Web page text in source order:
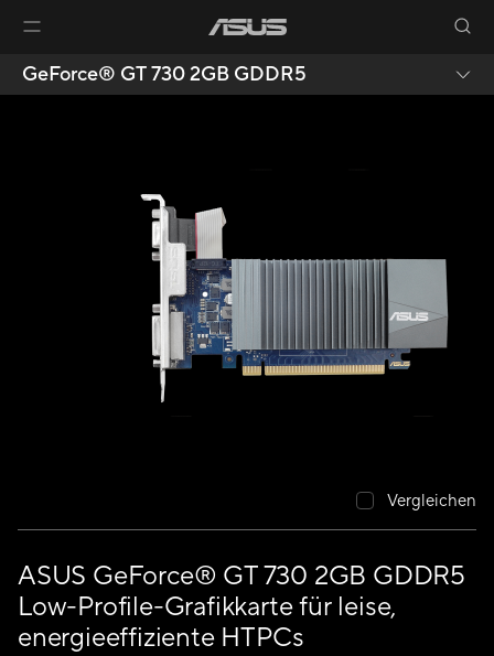
GeForce® GT 730 2GB GDDR5
ASUS GeForce® GT 730 2GB GDDR5
Low-Profile-Grafikkarte für leise,
energieeffiziente HTPCs
Vergleichen